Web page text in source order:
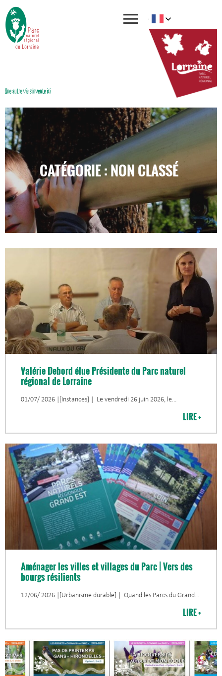
CATÉGORIE : NON CLASSÉ
Valérie Debord élue Présidente du Parc naturel
régional de Lorraine
01/07/ 2026 |[Instances] | Le vendredi 26 juin 2026, le
LIRE +
Aménager les villes et villages du Parc | Vers des
bourgs résilients
12/06/ 2026 |[Urbanisme durable] | Quand les Parcs du Grand
LIRE +